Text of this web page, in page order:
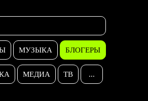
МУЗЫКА БЛОГЕРЫ
МЕДИА ТВ ...